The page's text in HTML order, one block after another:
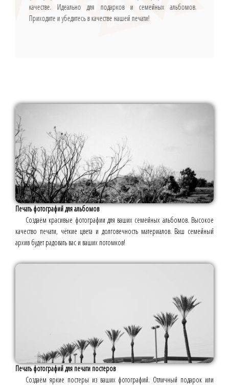
качестве. Идеально для подарков и семейных альбомов.
Приходите и убедитесь в качестве нашей печати!
Печать фотографий для альбомов
Создаём красивые фотографии для ваших семейных альбомов. Высокое
качество печати, чёткие цвета и долговечность материалов. Ваш семейный
архив будет радовать вас и ваших потомков!
Печать фотографий для печати постеров
Создаём яркие постеры из ваших фотографий. Отличный подарок или